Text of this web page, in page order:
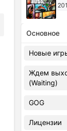
Основное
Новые
Ждем
(Waiting)
GOG
Лицензии